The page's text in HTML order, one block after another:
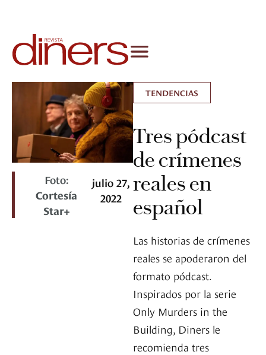
Foto:
Cortesía
Star+
julio 27,
2022
TENDENCIAS
Tres pódcast
de crímenes
reales en
español
Las historias de crímenes
reales se apoderaron del
formato pódcast.
Inspirados por la serie
Only Murders in the
Building, Diners le
recomienda tres